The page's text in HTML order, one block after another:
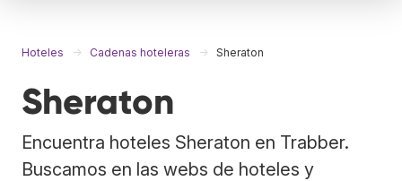
Hoteles Cadenas hoteleras Sheraton
Sheraton
Encuentra hoteles Sheraton en Trabber.
Buscamos en las webs de hoteles y